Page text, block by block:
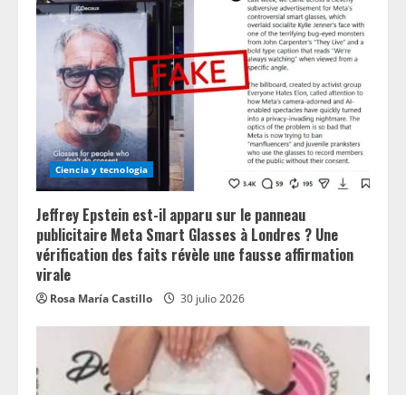
Ciencia y tecnologia
Jeffrey Epstein est-il apparu sur le panneau
publicitaire Meta Smart Glasses à Londres ? Une
vérification des faits révèle une fausse affirmation
virale
Rosa María Castillo 30 julio 2026